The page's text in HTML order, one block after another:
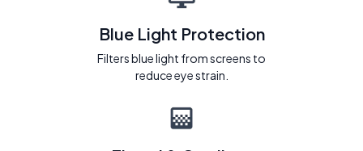
Blue Light Protection
Filters blue light from screens to
reduce eye strain.